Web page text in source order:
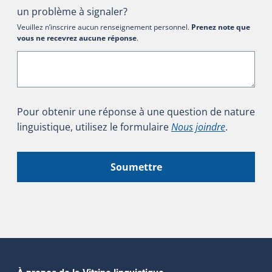
un problème à signaler?
Veuillez n’inscrire aucun renseignement personnel. Prenez note que
vous ne recevrez aucune réponse.
Pour obtenir une réponse à une question de nature
linguistique, utilisez le formulaireNous joindre.
Soumettre